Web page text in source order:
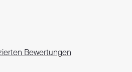
Bewertungen